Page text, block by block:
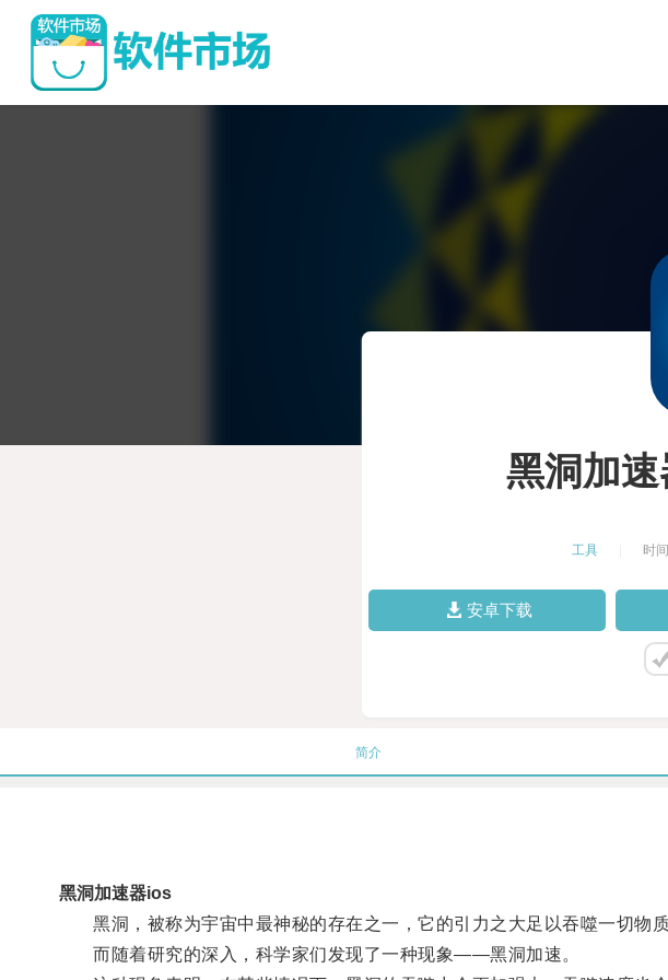
黑洞加
工具 时
安卓下载
简介
黑洞加速器ios
黑洞，被称为宇宙中最神秘的存在之一，它的引力之大足以吞噬一切物质
而随着研究的深入，科学家们发现了一种现象——黑洞加速。